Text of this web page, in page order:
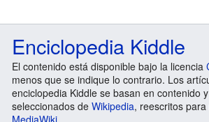
Enciclopedia Kiddle
El contenido está disponible bajo la licencia
menos que se indique lo contrario. Los
enciclopedia Kiddle se basan en contenido
seleccionados de Wikipedia, reescritos